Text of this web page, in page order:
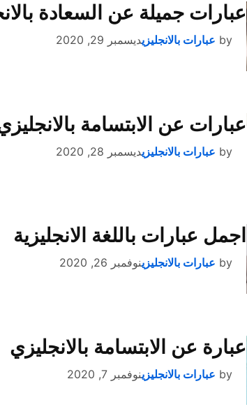
عبارات جميلة عن السعادة
by عبارات بالانجليزيديسمبر 29, 2020
عبارات عن الابتسامة
by عبارات بالانجليزيديسمبر 28, 2020
اجمل عبارات باللغة الانجليزية
by عبارات بالانجليزينوفمبر 26, 2020
عبارة عن الابتسامة بالانجليزي
by عبارات بالانجليزينوفمبر 7, 2020